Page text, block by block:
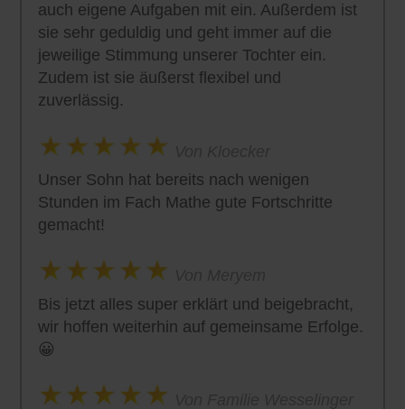
auch eigene Aufgaben mit ein. Außerdem ist
sie sehr geduldig und geht immer auf die
jeweilige Stimmung unserer Tochter ein.
Zudem ist sie äußerst flexibel und
zuverlässig.
Unser Sohn hat bereits nach wenigen
Stunden im Fach Mathe gute Fortschritte
gemacht!
Bis jetzt alles super erklärt und beigebracht,
wir hoffen weiterhin auf gemeinsame Erfolge.
😀